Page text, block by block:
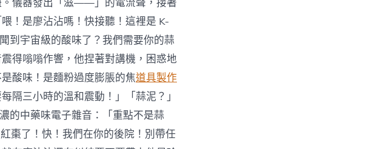
。儀器發出「滋——」的電流聲，接著
！是廖沾沾嗎！快接聽！這裡是 K-
到宇宙級的酸味了？我們需要你的蒜
得嗡嗡作響，他捏著對講機，困惑地
酸味！是麵粉過度膨脹的焦道具製作
隔三小時的溫和震動！」「蒜泥？」
的中藥味電子雜音：「重點不是蒜
棗了！快！我們在你的後院！別帶任